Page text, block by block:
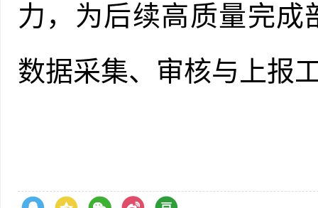
力，为后续高质量完
数据采集、审核与上报